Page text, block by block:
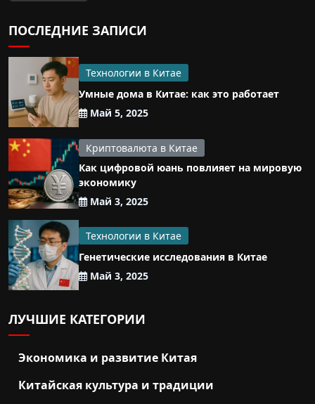
ПОСЛЕДНИЕ ЗАПИСИ
Технологии в Китае
Умные дома в Китае: как это работает
Май 5, 2025
Криптовалюта в Китае
Как цифровой юань повлияет на мировую
экономику
Май 3, 2025
Технологии в Китае
Генетические исследования в Китае
Май 3, 2025
ЛУЧШИЕ КАТЕГОРИИ
Экономика и развитие Китая
Китайская культура и традиции